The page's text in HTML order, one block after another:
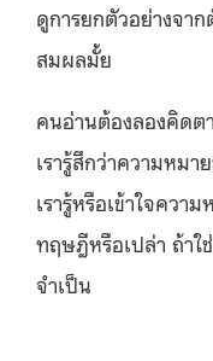
ดูการยกตัวอย่างจา
สมผลมั้ย
คนอ่านต้องลองคิดต
เรารู้สึกว่าความหม
เรารู้หรือเข้าใจควา
ทฤษฎีหรือเปล่า ถ้าใ
จำเป็น